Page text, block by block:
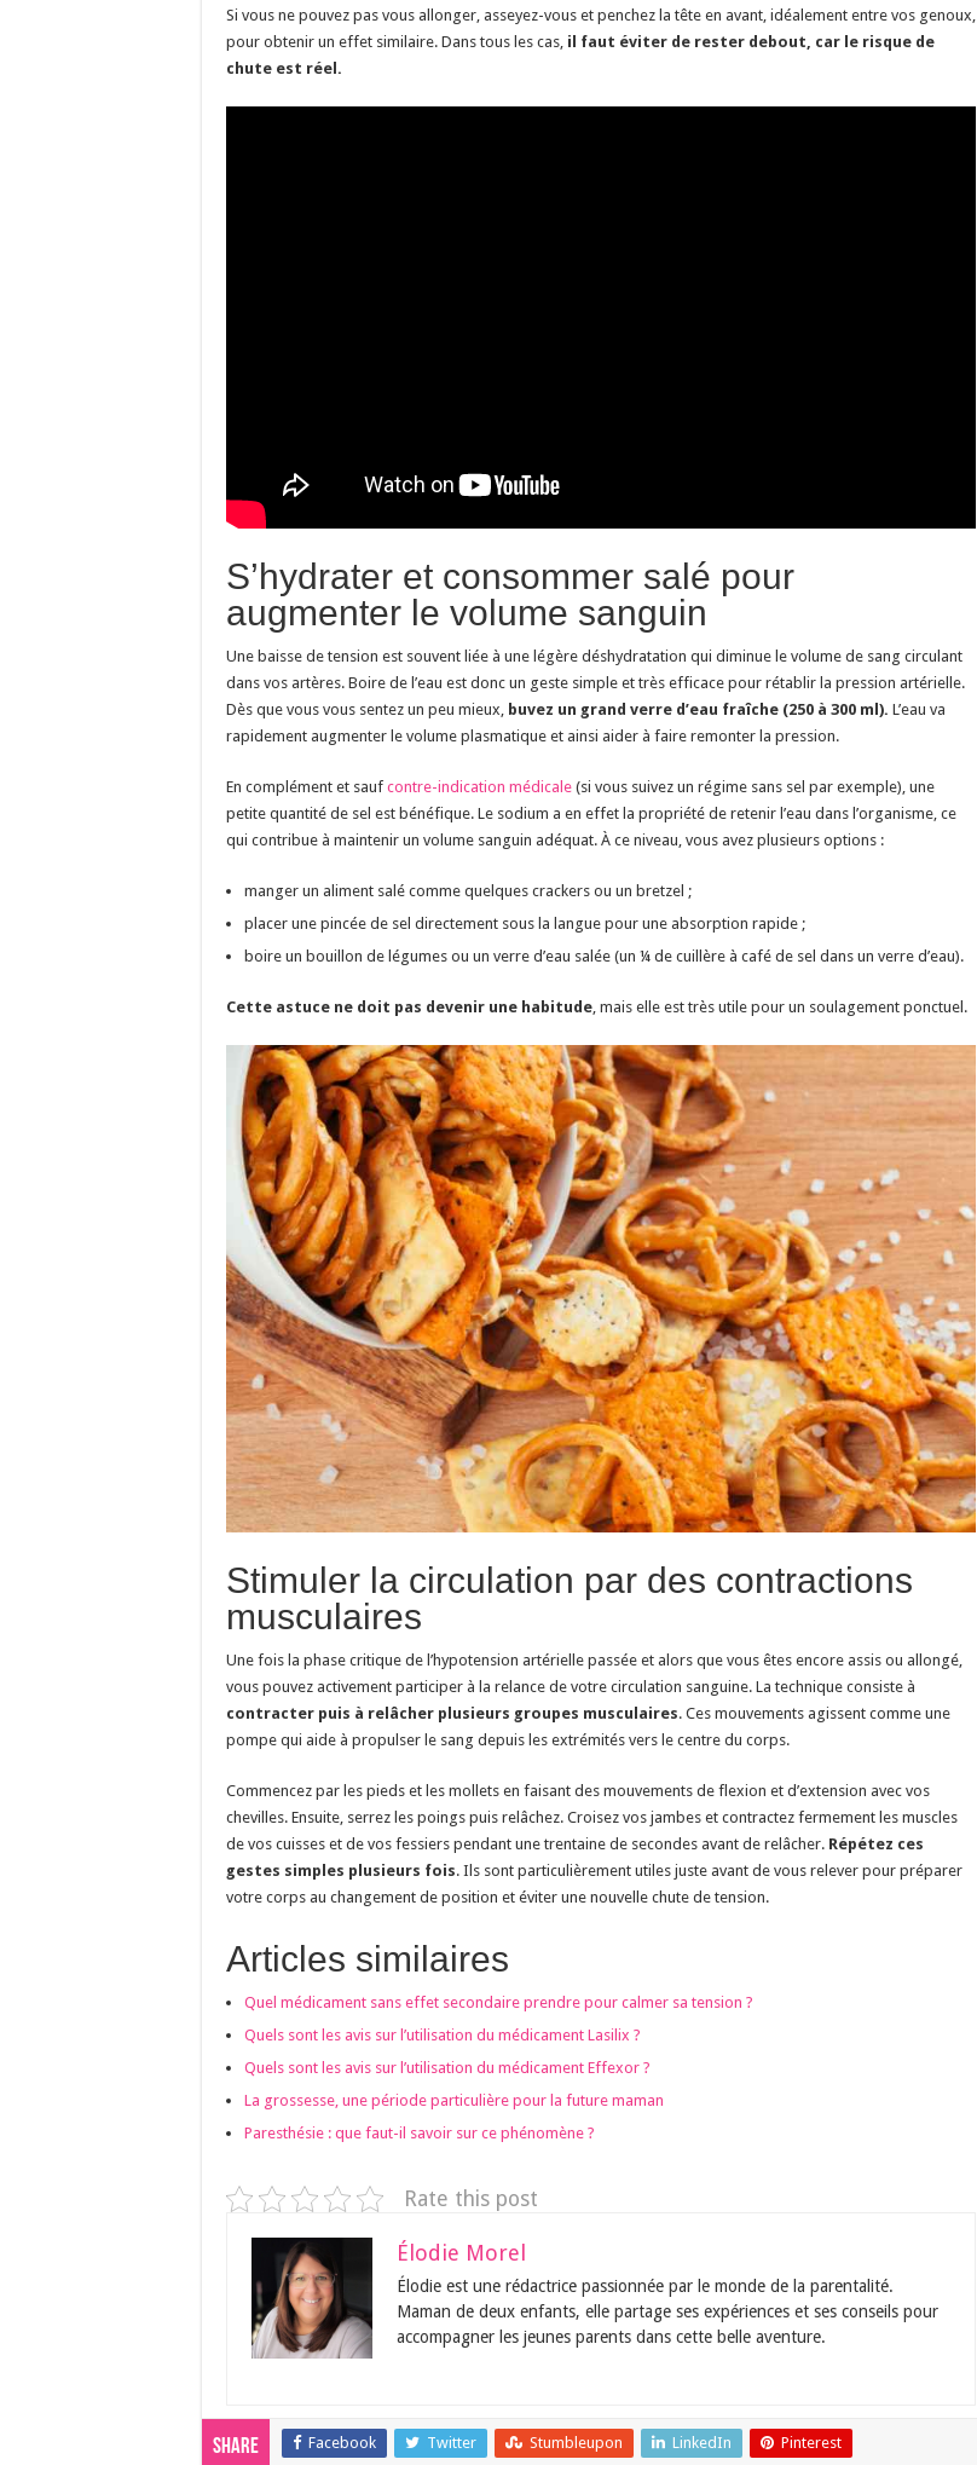
Si vous ne pouvez pas vous allonger, asseyez-vous et penchez la tête en avant, idéalement entre vos genoux,
pour obtenir un effet similaire. Dans tous les cas, il faut éviter de rester debout, car le risque de
chute est réel.
S’hydrater et consommer salé pour
augmenter le volume sanguin
Une baisse de tension est souvent liée à une légère déshydratation qui diminue le volume de sang circulant
dans vos artères. Boire de l’eau est donc un geste simple et très efficace pour rétablir la pression artérielle.
Dès que vous vous sentez un peu mieux, buvez un grand verre d’eau fraîche (250 à 300 ml). L’eau va
rapidement augmenter le volume plasmatique et ainsi aider à faire remonter la pression.
En complément et sauf contre-indication médicale (si vous suivez un régime sans sel par exemple), une
petite quantité de sel est bénéfique. Le sodium a en effet la propriété de retenir l’eau dans l’organisme, ce
qui contribue à maintenir un volume sanguin adéquat. À ce niveau, vous avez plusieurs options :
manger un aliment salé comme quelques crackers ou un bretzel ;
placer une pincée de sel directement sous la langue pour une absorption rapide ;
boire un bouillon de légumes ou un verre d’eau salée (un ¼ de cuillère à café de sel dans un verre d’eau).
Cette astuce ne doit pas devenir une habitude, mais elle est très utile pour un soulagement ponctuel.
Stimuler la circulation par des contractions
musculaires
Une fois la phase critique de l’hypotension artérielle passée et alors que vous êtes encore assis ou allongé,
vous pouvez activement participer à la relance de votre circulation sanguine. La technique consiste à
contracter puis à relâcher plusieurs groupes musculaires. Ces mouvements agissent comme une
pompe qui aide à propulser le sang depuis les extrémités vers le centre du corps.
Commencez par les pieds et les mollets en faisant des mouvements de flexion et d’extension avec vos
chevilles. Ensuite, serrez les poings puis relâchez. Croisez vos jambes et contractez fermement les muscles
de vos cuisses et de vos fessiers pendant une trentaine de secondes avant de relâcher. Répétez ces
gestes simples plusieurs fois. Ils sont particulièrement utiles juste avant de vous relever pour préparer
votre corps au changement de position et éviter une nouvelle chute de tension.
Articles similaires
Quel médicament sans effet secondaire prendre pour calmer sa tension ?
Quels sont les avis sur l’utilisation du médicament Lasilix ?
Quels sont les avis sur l’utilisation du médicament Effexor ?
La grossesse, une période particulière pour la future maman
Paresthésie : que faut-il savoir sur ce phénomène ?
Rate this post
Élodie Morel
Élodie est une rédactrice passionnée par le monde de la parentalité.
Maman de deux enfants, elle partage ses expériences et ses conseils pour
accompagner les jeunes parents dans cette belle aventure.
Share Facebook Twitter Stumbleupon LinkedIn Pinterest